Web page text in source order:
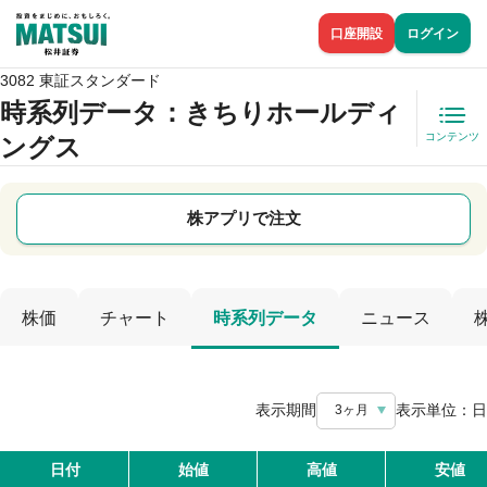
口座開設 ログイン
3082 東証スタンダード
時系列データ ：きちりホールディ
ングス
コンテンツ
株アプリで注文
株価 チャート 時系列データ ニュース
表示期間 3ヶ月 表示単位： 日
日付 始値 高値 安値